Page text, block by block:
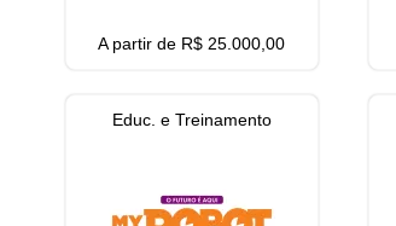
A partir de R$ 25.000,00
Educ. e Treinamento